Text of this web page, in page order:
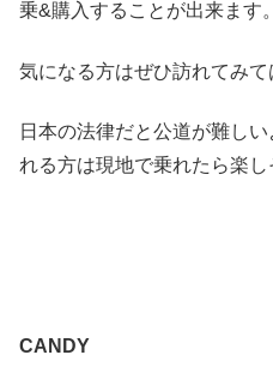
乗&購入することが出来ます。
気になる方はぜひ訪れてみて
日本の法律だと公道が難し
れる方は現地で乗れたら楽し
CANDY